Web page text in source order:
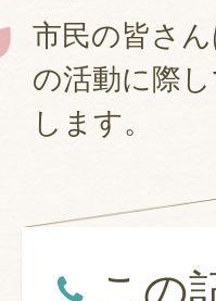
市民の皆さ
の活動に際
します。
この